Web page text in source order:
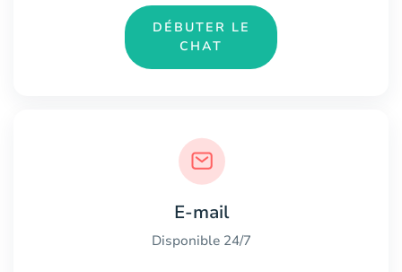
DÉBUTER LE
CHAT
E-mail
Disponible 24/7